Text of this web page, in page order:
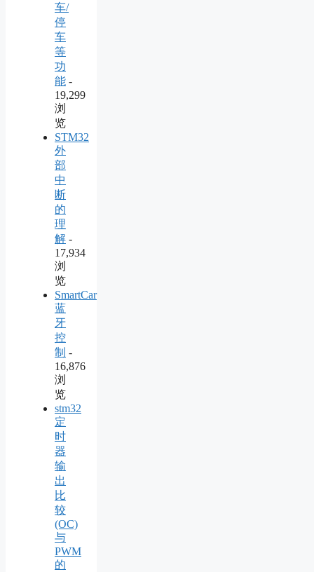
车/
停
车
等
功
能 -
19,299
浏
览
STM32
外
部
中
断
的
理
解 -
17,934
浏
览
SmartCar
蓝
牙
控
制 -
16,876
浏
览
stm32
定
时
器
输
出
比
较
(OC)
与
PWM
的